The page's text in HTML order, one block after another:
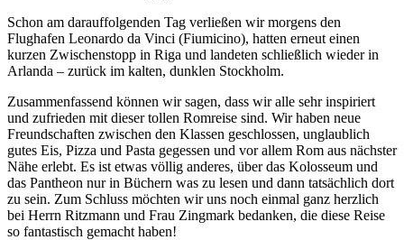
Schon am darauffolgenden Tag verließen wir morgens den
Flughafen Leonardo da Vinci (Fiumicino), hatten erneut einen
kurzen Zwischenstopp in Riga und landeten schließlich wieder in
Arlanda – zurück im kalten, dunklen Stockholm.
Zusammenfassend können wir sagen, dass wir alle sehr inspiriert
und zufrieden mit dieser tollen Romreise sind. Wir haben neue
Freundschaften zwischen den Klassen geschlossen, unglaublich
gutes Eis, Pizza und Pasta gegessen und vor allem Rom aus nächster
Nähe erlebt. Es ist etwas völlig anderes, über das Kolosseum und
das Pantheon nur in Büchern was zu lesen und dann tatsächlich dort
zu sein. Zum Schluss möchten wir uns noch einmal ganz herzlich
bei Herrn Ritzmann und Frau Zingmark bedanken, die diese Reise
so fantastisch gemacht haben!